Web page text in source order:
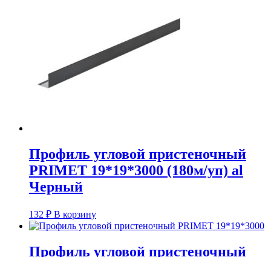
Профиль угловой пристеночный
PRIMET 19*19*3000 (180м/уп) al
Черный
132 ₽ В корзину
Профиль угловой пристеночный